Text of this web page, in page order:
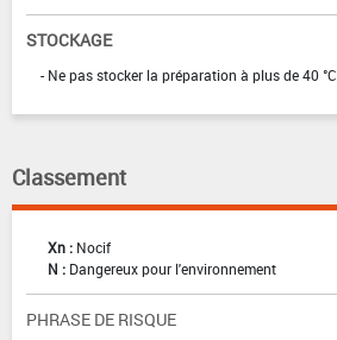
STOCKAGE
- Ne pas stocker la préparation à plus de 40 °C.
Classement
Xn : Nocif
N : Dangereux pour l'environnement
PHRASE DE RISQUE